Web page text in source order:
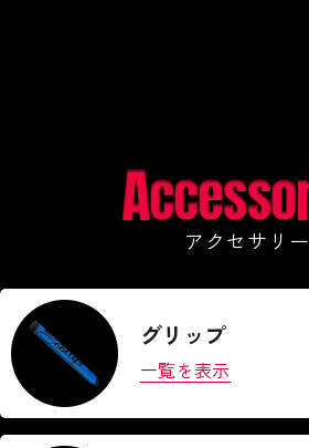
アクセサリー
グリップ
一覧を表示